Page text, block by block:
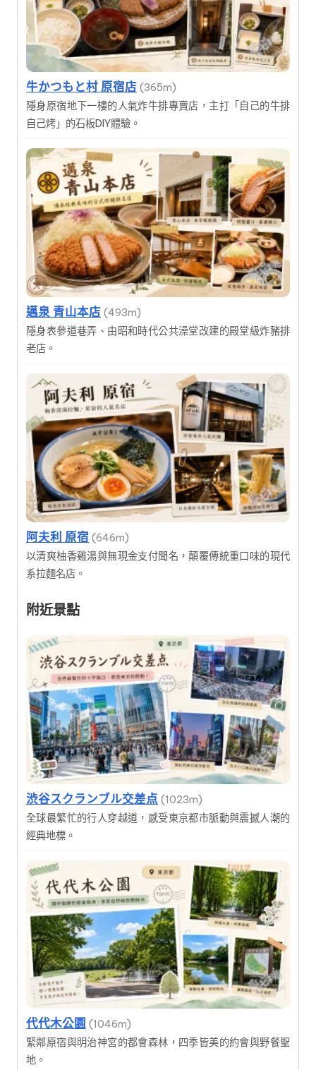
牛かつもと村 原宿店 (365m)
隱身原宿地下一樓的人氣炸牛排專賣店，主打「自己的牛排
自己烤」的石板DIY體驗。
邁泉 青山本店 (493m)
隱身表參道巷弄、由昭和時代公共澡堂改建的殿堂級炸豬排
老店。
阿夫利 原宿 (646m)
以清爽柚香雞湯與無現金支付聞名，顛覆傳統重口味的現代
系拉麵名店。
附近景點
渋谷スクランブル交差点 (1023m)
全球最繁忙的行人穿越道，感受東京都市脈動與震撼人潮的
經典地標。
代代木公園 (1046m)
緊鄰原宿與明治神宮的都會森林，四季皆美的約會與野餐聖
地。